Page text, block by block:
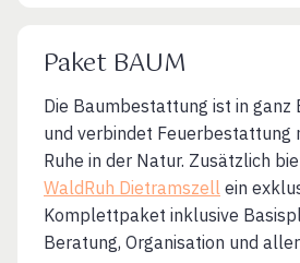
Paket BAUM
Die Baumbestattung ist in ganz
und verbindet Feuerbestattung
Ruhe in der Natur. Zusätzlich
WaldRuh Dietramszell ein
Komplettpaket inklusive
Beratung, Organisation und